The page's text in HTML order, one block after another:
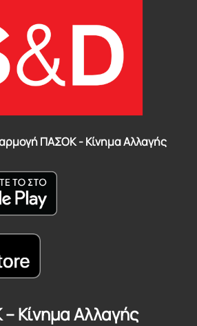
ΠΑΣΟΚ - Κίνημα Αλλαγής
Κίνημα Αλλαγής